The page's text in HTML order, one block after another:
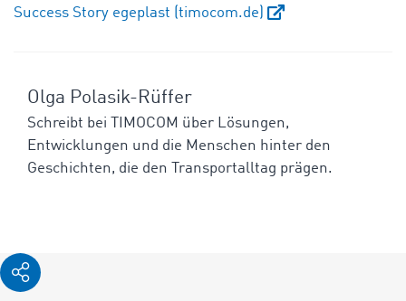
Success Story egeplast (timocom.de)
Olga Polasik-Rüffer
Schreibt bei TIMOCOM über Lösungen,
Entwicklungen und die Menschen hinter den
Geschichten, die den Transportalltag prägen.